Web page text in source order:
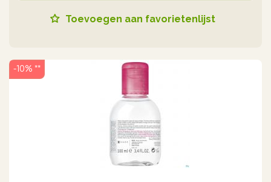
Toevoegen aan favorietenlijst
-10% **